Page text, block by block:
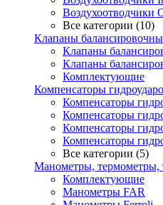
Воздухоотводчики
Все категории (10)
Клапаны
Клапаны
Клапаны
Комплектующие
Компенсаторы
Компенсаторы
Компенсаторы
Компенсаторы
Компенсаторы
Все категории (5)
Манометры, термометры,
Комплектующие
Манометры FAR